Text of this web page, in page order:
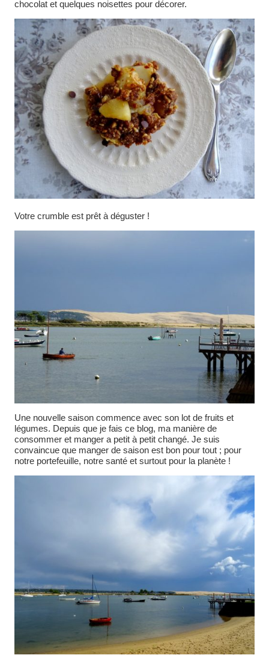
chocolat et quelques noisettes pour décorer.
Votre crumble est prêt à déguster !
Une nouvelle saison commence avec son lot de fruits et
légumes. Depuis que je fais ce blog, ma manière de
consommer et manger a petit à petit changé. Je suis
convaincue que manger de saison est bon pour tout ; pour
notre portefeuille, notre santé et surtout pour la planète !